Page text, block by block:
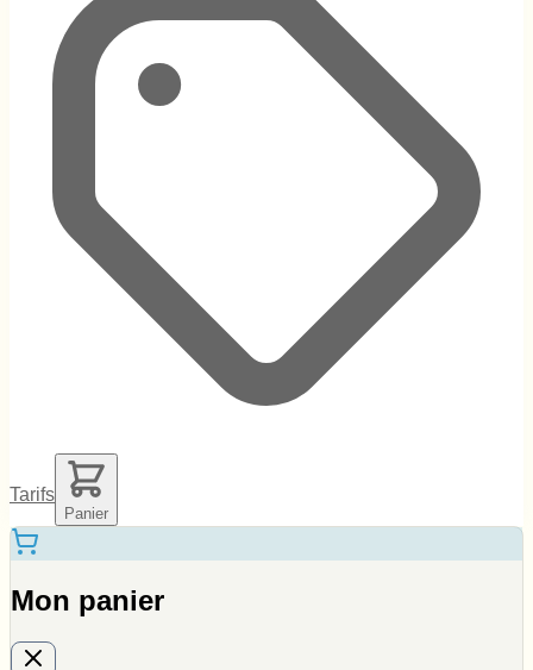
Tarifs
Panier
Mon panier